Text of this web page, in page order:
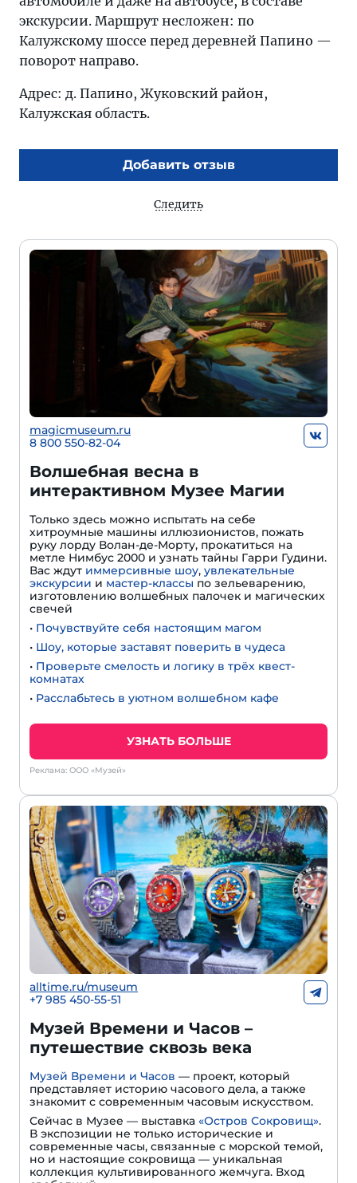
экскурсии. Маршрут несложен: по
Калужскому шоссе перед деревней Папино —
поворот направо.
Адрес: д. Папино, Жуковский район,
Калужская область.
Добавить отзыв
Следить
magicmuseum.ru
8 800 550-82-04
Волшебная весна в
интерактивном Музее Магии
Только здесь можно испытать на себе
хитроумные машины иллюзионистов, пожать
руку лорду Волан-де-Морту, прокатиться на
метле Нимбус 2000 и узнать тайны Гарри Гудини.
Вас ждут иммерсивные шоу, увлекательные
экскурсии и мастер-классы по зельеварению,
изготовлению волшебных палочек и магических
свечей
• Почувствуйте себя настоящим магом
• Шоу, которые заставят поверить в чудеса
• Проверьте смелость и логику в трёх квест-
комнатах
• Расслабьтесь в уютном волшебном кафе
УЗНАТЬ БОЛЬШЕ
Реклама: ООО «Музей»
alltime.ru/museum
+7 985 450-55-51
Музей Времени и Часов –
путешествие сквозь века
Музей Времени и Часов — проект, который
представляет историю часового дела, а также
знакомит с современным часовым искусством.
Сейчас в Музее — выставка «Остров Сокровищ».
В экспозиции не только исторические и
современные часы, связанные с морской темой,
но и настоящие сокровища — уникальная
коллекция культивированного жемчуга. Вход